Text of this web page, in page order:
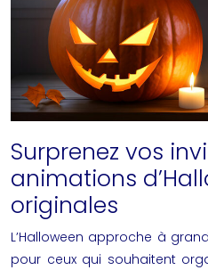
Surprenez vos
animations
originales
L’Halloween approche à
pour ceux qui souhaitent